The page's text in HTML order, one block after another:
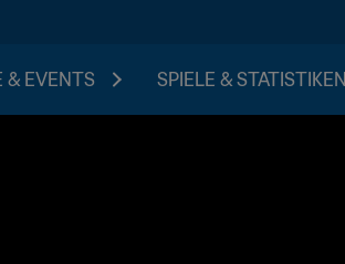
& EVENTS SPIELE & STATISTIKEN